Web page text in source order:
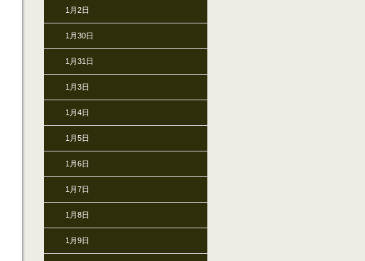
1月2日
1月30日
1月31日
1月3日
1月4日
1月5日
1月6日
1月7日
1月8日
1月9日